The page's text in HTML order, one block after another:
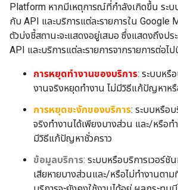
Platform หากมีเหตุการณ์ที่กำลังเกิดขึ้น ระบ
กับ API และบริการแต่ละรายการใน Google
ตัวบ่งชี้สถานะจะแสดงอยู่เสมอ ซึ่งแสดงถึงปร
API และบริการแต่ละรายการจากรายการต่อไป
การหยุดทำงานของบริการ: ระบบหรื
งานจริงหยุดทำงาน ไม่มีวิธีแก้ปัญหาหรื
การหยุดชะงักของบริการ: ระบบหรือ
จริงทำงานได้เพียงบางส่วน และ/หรือท
มีวิธีแก้ปัญหาชั่วคราว
ข้อมูลบริการ: ระบบหรือบริการเวอร์ชั
เสียหายบางส่วนและ/หรือไม่ทำงานตาม